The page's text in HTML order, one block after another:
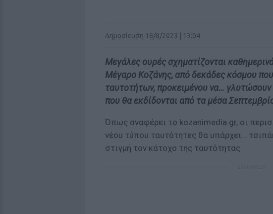
Δημοσίευση 18/8/2023 | 13:04
Μεγάλες ουρές σχηματίζονται
Μέγαρο Κοζάνης, από δεκάδες κόσμου που
ταυτοτήτων, προκειμένου να… γλυτώσουν
που θα εκδίδονται από τα μέσα
Όπως αναφέρει το kozanimedia.gr, οι
νέου τύπου ταυτότητες θα υπάρχει…
στιγμή τον κάτοχο της ταυτότητας.